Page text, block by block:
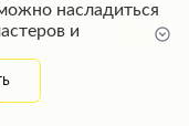
насладиться
и
и удобное
для